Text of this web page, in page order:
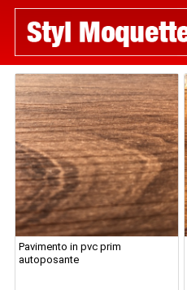
Pavimento in pvc prim
autoposante